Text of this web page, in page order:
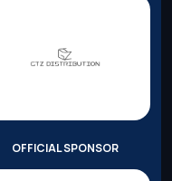
OFFICIAL SPONSOR